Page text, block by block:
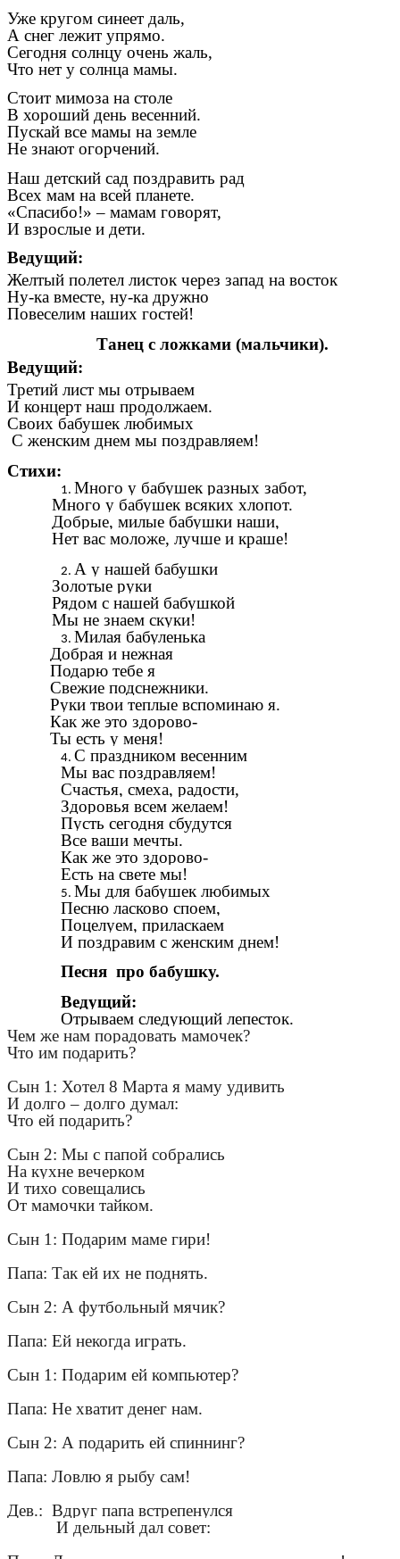
Уже кругом синеет даль,
А снег лежит упрямо.
Сегодня солнцу очень жаль,
Что нет у солнца мамы.
Стоит мимоза на столе
В хороший день весенний.
Пускай все мамы на земле
Не знают огорчений.
Наш детский сад поздравить рад
Всех мам на всей планете.
«Спасибо!» – мамам говорят,
И взрослые и дети.
Ведущий:
Желтый полетел листок через запад на восток
Ну-ка вместе, ну-ка дружно
Повеселим наших гостей!
Танец с ложками (мальчики).
Ведущий:
Третий лист мы отрываем
И концерт наш продолжаем.
Своих бабушек любимых
С женским днем мы поздравляем!
Стихи:
Много у бабушек разных забот,
Много у бабушек всяких хлопот.
Добрые, милые бабушки наши,
Нет вас моложе, лучше и краше!
А у нашей бабушки
Золотые руки
Рядом с нашей бабушкой
Мы не знаем скуки!
Милая бабуленька
Добрая и нежная
Подарю тебе я
Свежие подснежники.
Руки твои теплые вспоминаю я.
Как же это здорово-
Ты есть у меня!
С праздником весенним
Мы вас поздравляем!
Счастья, смеха, радости,
Здоровья всем желаем!
Пусть сегодня сбудутся
Все ваши мечты.
Как же это здорово-
Есть на свете мы!
Мы для бабушек любимых
Песню ласково споем,
Поцелуем, приласкаем
И поздравим с женским днем!
Песня про бабушку.
Ведущий:
Отрываем следующий лепесток.
Чем же нам порадовать мамочек?
Что им подарить?
Сын 1: Хотел 8 Марта я маму удивить
И долго – долго думал:
Что ей подарить?
Сын 2: Мы с папой собрались
На кухне вечерком
И тихо совещались
От мамочки тайком.
Сын 1: Подарим маме гири!
Папа: Так ей их не поднять.
Сын 2: А футбольный мячик?
Папа: Ей некогда играть.
Сын 1: Подарим ей компьютер?
Папа: Не хватит денег нам.
Сын 2: А подарить ей спиннинг?
Папа: Ловлю я рыбу сам!
Дев.: Вдруг папа встрепенулся
И дельный дал совет: